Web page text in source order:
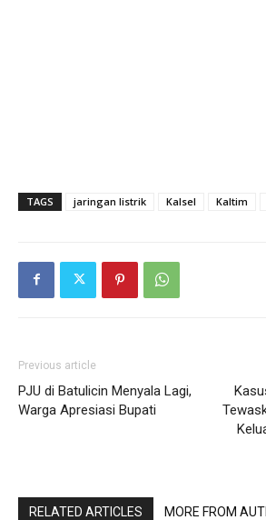
TAGS jaringan listrik Kalsel Kaltim
Previous article
PJU di Batulicin Menyala Lagi,
Warga Apresiasi Bupati
RELATED ARTICLES MORE FROM